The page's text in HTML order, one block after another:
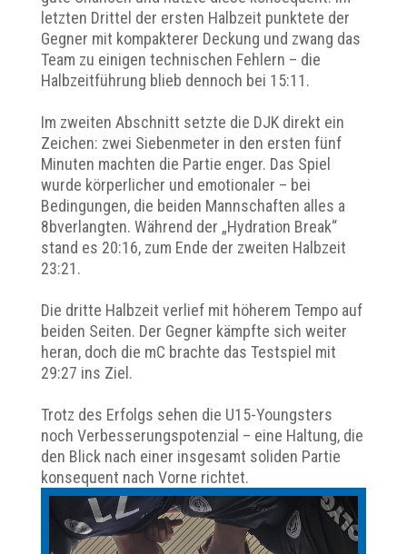
letzten Drittel der ersten Halbzeit punktete der
Gegner mit kompakterer Deckung und zwang das
Team zu einigen technischen Fehlern – die
Halbzeitführung blieb dennoch bei 15:11.
Im zweiten Abschnitt setzte die DJK direkt ein
Zeichen: zwei Siebenmeter in den ersten fünf
Minuten machten die Partie enger. Das Spiel
wurde körperlicher und emotionaler – bei
Bedingungen, die beiden Mannschaften alles a
8bverlangten. Während der „Hydration Break“
stand es 20:16, zum Ende der zweiten Halbzeit
23:21.
Die dritte Halbzeit verlief mit höherem Tempo auf
beiden Seiten. Der Gegner kämpfte sich weiter
heran, doch die mC brachte das Testspiel mit
29:27 ins Ziel.
Trotz des Erfolgs sehen die U15-Youngsters
noch Verbesserungspotenzial – eine Haltung, die
den Blick nach einer insgesamt soliden Partie
konsequent nach Vorne richtet.